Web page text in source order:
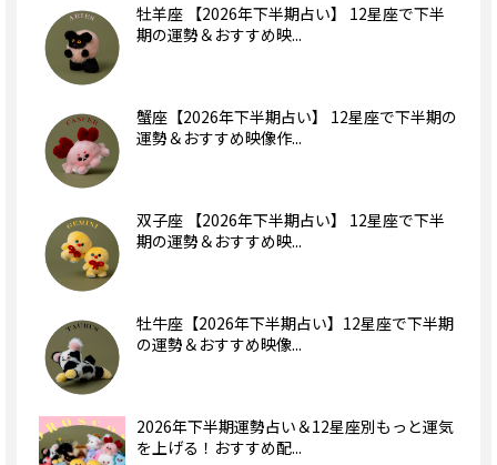
牡羊座 【2026年下半期占い】 12星座で下半
期の運勢＆おすすめ映...
蟹座【2026年下半期占い】 12星座で下半期の
運勢＆おすすめ映像作...
双子座 【2026年下半期占い】 12星座で下半
期の運勢＆おすすめ映...
牡牛座【2026年下半期占い】12星座で下半期
の運勢＆おすすめ映像...
2026年下半期運勢占い＆12星座別もっと運気
を上げる！おすすめ配...